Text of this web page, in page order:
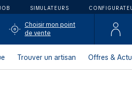
SIMULATEURS
Choisir mon point
de vente
Trouver un artisan Offres &